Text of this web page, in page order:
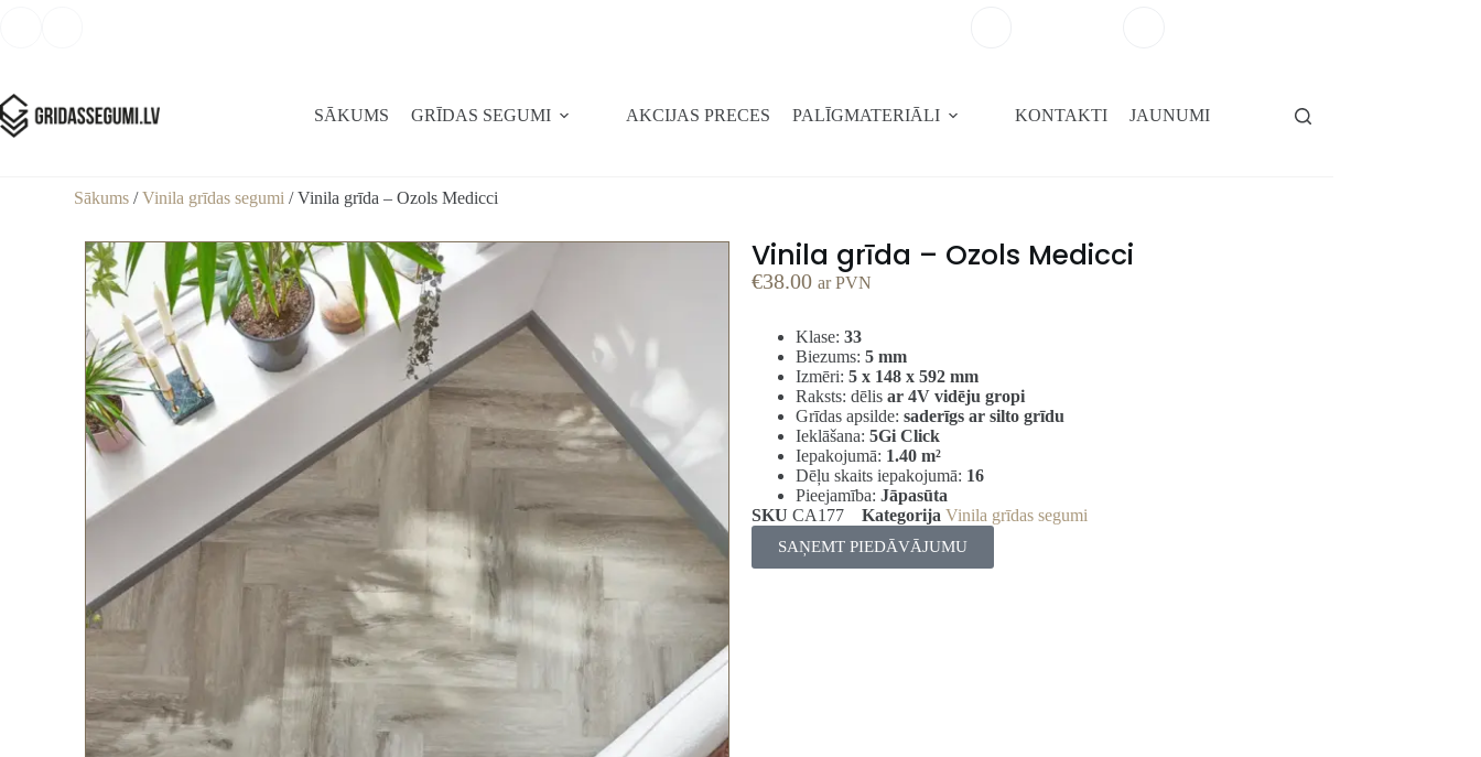
SĀKUMS GRĪDAS SEGUMI AKCIJAS PRECES PALĪGMATERIĀLI KONTAKTI JAUNUMI
Sākums /Vinila grīdas segumi / Vinila grīda – Ozols Medicci
Vinila grīda – Ozols Medicci
€38.00 ar PVN
Klase: 33
Biezums: 5 mm
Izmēri: 5 x 148 x 592 mm
Raksts: dēlis ar 4V vidēju gropi
Grīdas apsilde: saderīgs ar silto grīdu
Ieklāšana: 5Gi Click
Iepakojumā: 1.40 m²
Dēļu skaits iepakojumā: 16
Pieejamība: Jāpasūta
SKU CA177 Kategorija Vinila grīdas segumi
SAŅEMT PIEDĀVĀJUMU